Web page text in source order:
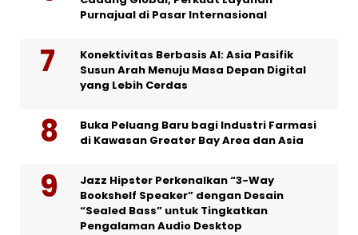
Purnajual di Pasar Internasional
Konektivitas Berbasis AI: Asia Pasifik
Susun Arah Menuju Masa Depan Digital
yang Lebih Cerdas
Buka Peluang Baru bagi Industri Farmasi
di Kawasan Greater Bay Area dan Asia
Jazz Hipster Perkenalkan “3-Way
Bookshelf Speaker” dengan Desain
“Sealed Bass” untuk Tingkatkan
Pengalaman Audio Desktop